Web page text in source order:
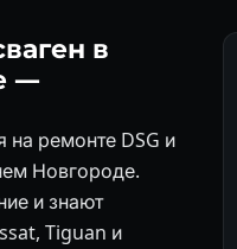
в
—
на ремонте DSG и
Новгороде.
и знают
Tiguan и